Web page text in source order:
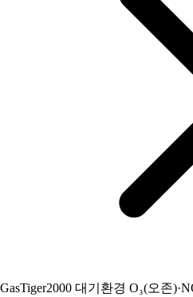
GasTiger2000 대기환경 O₃(오존